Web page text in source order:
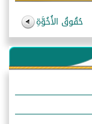
حُقُوقُ الأُخُوَّةِ